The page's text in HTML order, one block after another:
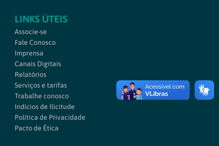
LINKS ÚTEIS
Associe-se
Fale Conosco
Imprensa
Canais Digitais
Relatórios
Serviços e tarifas
Trabalhe conosco
Indícios de Ilicitude
Política de Privacidade
Pacto de Ética